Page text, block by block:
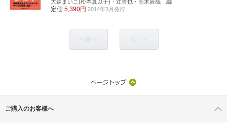
大森まいこ(松本真以子)・辻哲也・髙木辰哉 編
定価 5,390円 2014年3月発行
ご購入のお客様へ